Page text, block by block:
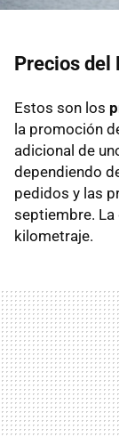
Precios del
Estos son los
la promoción
adicional de
dependiendo
pedidos y las
septiembre.
kilometraje.